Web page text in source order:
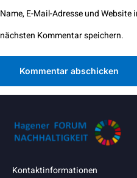
Name, E-Mail-Adresse und
nächsten Kommentar speichern.
Kontaktinformationen